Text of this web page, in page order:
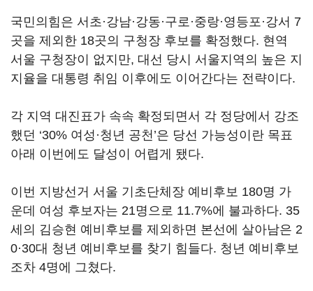
국민의힘은 서초·강남·강동·구로·중랑·영등포·강서 7
곳을 제외한 18곳의 구청장 후보를 확정했다. 현역
서울 구청장이 없지만, 대선 당시 서울지역의 높은 지
지율을 대통령 취임 이후에도 이어간다는 전략이다.
각 지역 대진표가 속속 확정되면서 각 정당에서 강조
했던 ‘30% 여성·청년 공천’은 당선 가능성이란 목표
아래 이번에도 달성이 어렵게 됐다.
이번 지방선거 서울 기초단체장 예비후보 180명 가
운데 여성 후보자는 21명으로 11.7%에 불과하다. 35
세의 김승현 예비후보를 제외하면 본선에 살아남은 2
0·30대 청년 예비후보를 찾기 힘들다. 청년 예비후보
조차 4명에 그쳤다.